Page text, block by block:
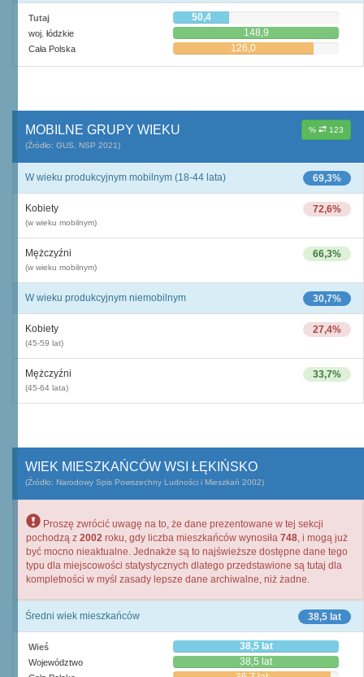
Tutaj 50,4
woj. łódzkie 148,9
Cała Polska 126,0
% 123
MOBILNE GRUPY WIEKU
(Źródło: GUS, NSP 2021)
69,3%
W wieku produkcyjnym mobilnym (18-44 lata)
72,6%
Kobiety
(w wieku mobilnym)
66,3%
Mężczyźni
(w wieku mobilnym)
30,7%
W wieku produkcyjnym niemobilnym
27,4%
Kobiety
(45-59 lat)
33,7%
Mężczyźni
(45-64 lata)
WIEK MIESZKAŃCÓW WSI ŁĘKIŃSKO
(Źródło: Narodowy Spis Powszechny Ludności i Mieszkań 2002)
Proszę zwrócić uwagę na to, że dane prezentowane w tej sekcji
pochodzą z 2002 roku, gdy liczba mieszkańców wynosiła 748, i mogą już
być mocno nieaktualne. Jednakże są to najświeższe dostępne dane tego
typu dla miejscowości statystycznych dlatego przedstawione są tutaj dla
kompletności w myśl zasady lepsze dane archiwalne, niż żadne.
38,5 lat
Średni wiek mieszkańców
Wieś 38,5 lat
Województwo 38,5 lat